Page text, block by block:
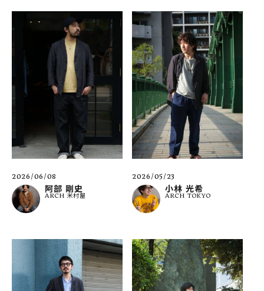
2026/06/08
阿部 剛史
ARCH 米村屋
2026/05/23
小林 光希
ARCH TOKYO